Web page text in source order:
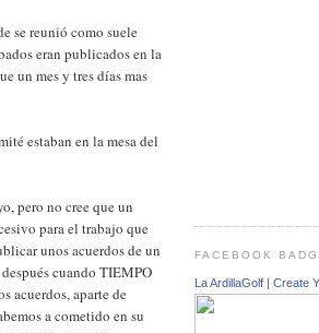
se reunió como suele
eran publicados en la
un mes y tres días mas
estaban en la mesa del
pero no cree que un
para el trabajo que
unos acuerdos de un
cuando TIEMPO
acuerdos, aparte de
a cometido en su
FACEBOOK
La ArdillaGolf | Create